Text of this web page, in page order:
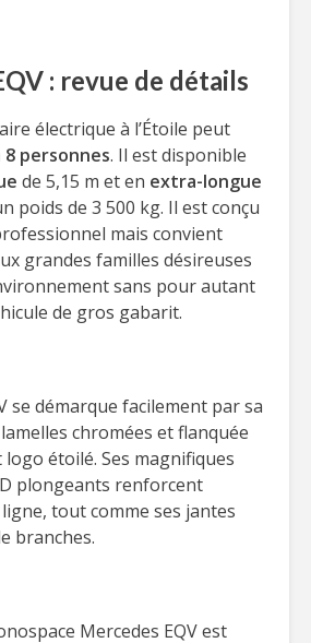
: revue de détails
électrique à l’Étoile peut
8 personnes. Il est disponible
de 5,15 m et en extra-longue
poids de 3 500 kg. Il est conçu
mais convient
grandes familles désireuses
sans pour autant
de gros gabarit.
se démarque facilement par sa
chromées et flanquée
étoilé. Ses magnifiques
plongeants renforcent
tout comme ses jantes
branches.
Mercedes EQV est